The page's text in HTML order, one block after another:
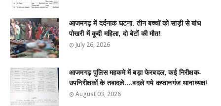
आजमगढ़ में दर्दनाक घटना: तीन बच्चों को साड़ी से बांध
पोखरी में कूदी महिला, दो बेटों की मौत!
July 26, 2026
आजमगढ़ पुलिस महकमे में बड़ा फेरबदल, कई निरीक्षक-
उपनिरीक्षकों के तबादले....बदले गये कप्तानगंज थानाध्यक्ष!
August 03, 2026